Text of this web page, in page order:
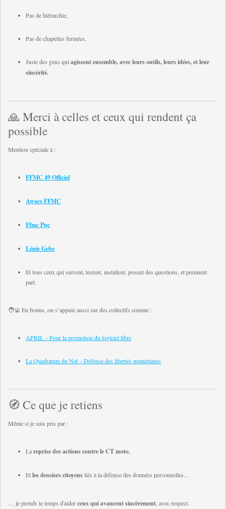
Pas de hiérarchie,
Pas de chapelles fermées,
Juste des gens qui agissent ensemble, avec leurs outils, leurs idées, et leur
sincérité.
🙏 Merci à celles et ceux qui rendent ça
possible
Mention spéciale à :
FFMC 49 Officiel
Awacs FFMC
Ffmc Ppc
Lénie Gebe
Et tous ceux qui suivent, testent, installent, posent des questions, et prennent
part.
🧑‍💻 En bonus, on s’appuie aussi sur des collectifs comme :
APRIL – Pour la promotion du logiciel libre
La Quadrature du Net – Défense des libertés numériques
🧭 Ce que je retiens
Même si je suis pris par :
Lareprise des actions contre le CT moto
Etles dossiers citoyensliés à la défense des données personnelles…
… je prends le temps d'aiderceux qui avancent sincèrement , avec respect.